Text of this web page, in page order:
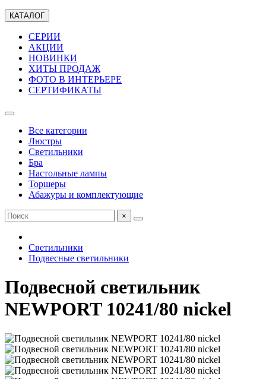
КАТАЛОГ
СЕРИИ
АКЦИИ
НОВИНКИ
ХИТЫ ПРОДАЖ
ФОТО В ИНТЕРЬЕРЕ
СЕРТИФИКАТЫ
Все категории
Люстры
Светильники
Бра
Настольные лампы
Торшеры
Абажуры и комплектующие
×
Светильники
Подвесные светильники
Подвесной светильник
NEWPORT 10241/80 nickel